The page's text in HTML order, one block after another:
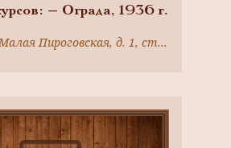
женских курсов: — Ограда, 1936 г.
Москва, ул. Малая Пироговская, д. 1, стр. 3, 5